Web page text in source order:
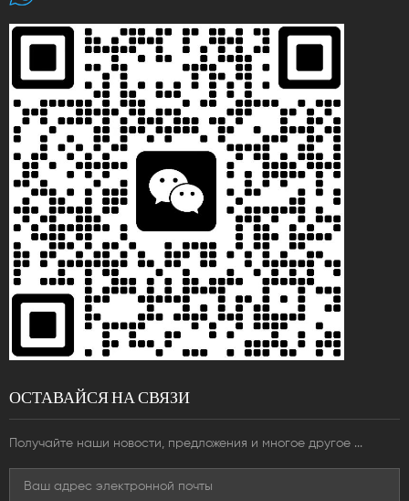
ОСТАВАЙСЯ НА СВЯЗИ
Получайте наши новости, предложения и многое другое ...